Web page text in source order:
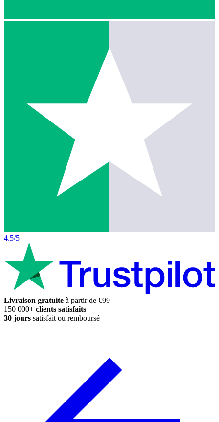
4,5/5
Livraison gratuite à partir de €99
150 000+ clients satisfaits
30 jours satisfait ou remboursé